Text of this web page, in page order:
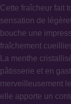
Cette fraîcheur fait
sensation de
bouche une
fraîchement
La menthe
pâtisserie et en
merveilleusement
elle apporte un